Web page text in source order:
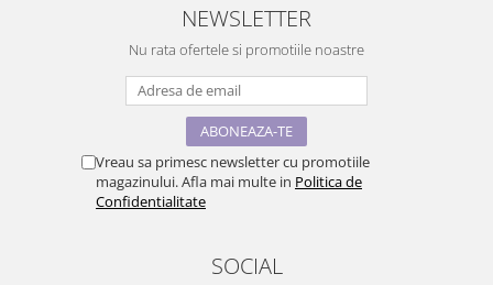
NEWSLETTER
Nu rata ofertele si promotiile noastre
Vreau sa primesc newsletter cu promotiile
magazinului. Afla mai multe in Politica de
Confidentialitate
SOCIAL